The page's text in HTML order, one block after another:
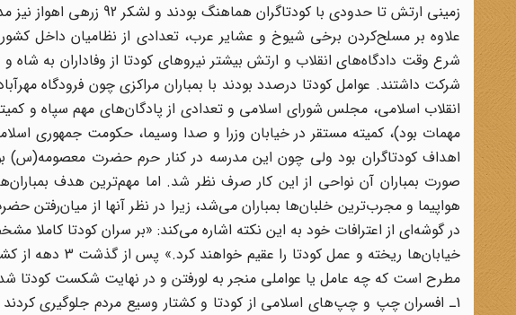
زمینی ارتش تا حدودی با
علاوه بر مسلح‌کردن برخی شیوخ و عشایر عرب، تعدادی از نظامیان داخل
شرکت داشتند. عوامل کودتا درصدد بودند با بمباران مراکزی چون فرودگاه
انقلاب اسلامی، مجلس شورای اسلامی و تعدادی از پادگان‌های مهم سپاه و
مهمات بود)، کمیته مستقر در خیابان وزرا و صدا وسیما، حکومت جمهوری
اهداف کودتاگران بود ولی چون این مدرسه در کنار حرم حضرت معصومه(س)
هواپیما و مجرب‌ترین خلبان‌ها بمباران می‌شد، زیرا در نظر آنها از میان‌رفتن
در گوشه‌ای از اعترافات خود به این نکته اشاره می‌کند: «بر سران کودتا کاملا
خیابان‌ها ریخته
مطرح است که چه عامل یا عواملی منجر به لورفتن و در نهایت شکست کودتا شد. در این باره 2 نظریه
1ـ افسران چپ و چپ‌های اسلامی از کودتا و کشتار وسیع مردم جلوگیری